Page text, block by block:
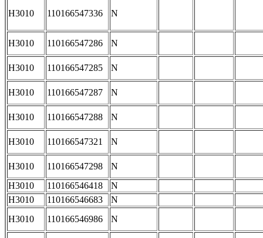
H3010 110166547336 N
H3010 110166547286 N
H3010 110166547285 N
H3010 110166547287 N
H3010 110166547288 N
H3010 110166547321 N
H3010 110166547298
N
H3010
110166546418
N
H3010
110166546683
N
H3010
110166546986 N